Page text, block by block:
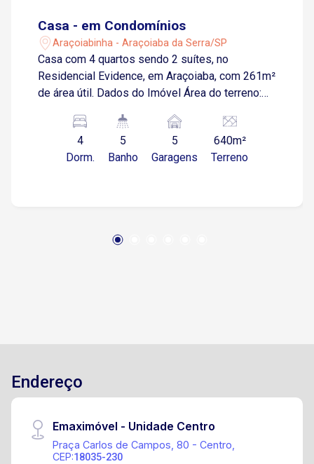
Casa - em Condomínios
Araçoiabinha - Araçoiaba da Serra/SP
Casa com 4 quartos sendo 2 suítes, no
Residencial Evidence, em Araçoiaba, com 261m²
de área útil. Dados do Imóvel Área do terreno:
Internos 4 dormitórios, sendo 2 suítes 5
banheiros no total Sala de jantar Sala de TV
Cozinha funcional Lavanderia Área Externa
condicionado nos dormitórios e no espaço
preservada dentro do condomínio Paisagismo
planejado Condição Aceita financiamento
4
Dorm.
5
Banho
5
Garagens
640m²
Terreno
Endereço
Emaximóvel - Unidade Centro
Praça Carlos de Campos, 80 - Centro,
CEP:18035-230